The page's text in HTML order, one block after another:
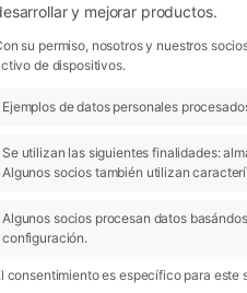
EN COACHING
y mejorar productos.
su permiso, nosotros y nuestros
de dispositivos.
Ejemplos de datos personales
Se utilizan las siguientes finalidades:
Algunos socios también utilizan
Algunos socios procesan datos
configuración.
consentimiento es específico para